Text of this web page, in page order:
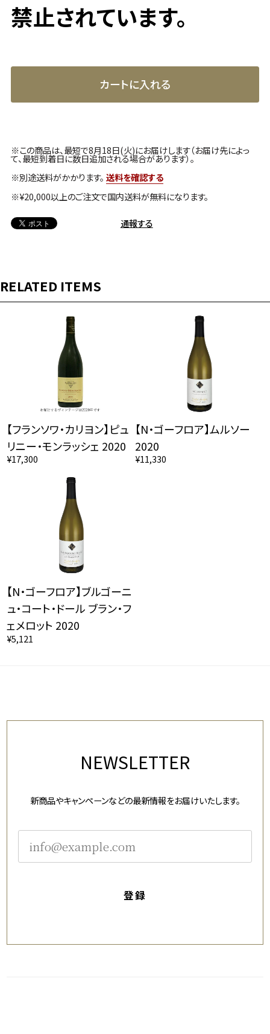
禁止されています。
カートに入れる
※この商品は、最短で8月18日(火)にお届けします（お届け先によっ
て、最短到着日に数日追加される場合があります）。
※別途送料がかかります。 送料を確認する
※¥20,000以上のご注文で国内送料が無料になります。
通報する
RELATED ITEMS
【フランソワ・カリヨン】ピュ
リニー・モンラッシェ 2020
¥17,300
【N・ゴーフロア】ムルソー
2020
¥11,330
【N・ゴーフロア】ブルゴーニ
ュ・コート・ドール ブラン・フ
ェメロット 2020
¥5,121
NEWSLETTER
新商品やキャンペーンなどの最新情報をお届けいたします。
登録